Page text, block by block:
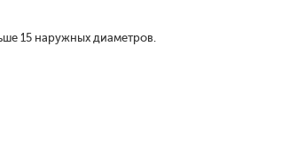
15 наружных диаметров.